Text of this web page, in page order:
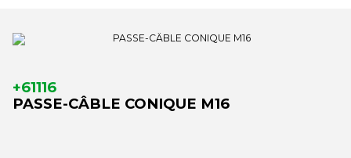
+61116
PASSE-CÂBLE CONIQUE M16